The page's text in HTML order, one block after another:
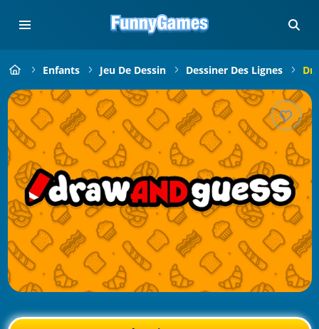
Enfants Jeu De Dessin Dessiner Des Lignes